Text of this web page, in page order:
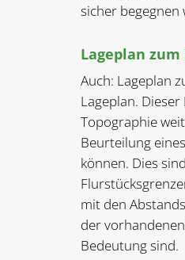
sicher begegnen
Lageplan zum
Auch: Lageplan
Lageplan.
Topographie
Beurteilung
können. Dies
mit den
der
Bedeutung sind.